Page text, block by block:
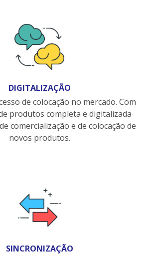
DIGITALIZAÇÃO
de colocação no mercado. Com
produtos completa e digitalizada
comercialização e de colocação de
novos produtos.
SINCRONIZAÇÃO